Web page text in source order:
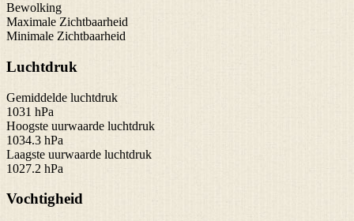
Bewolking
Maximale Zichtbaarheid
Minimale Zichtbaarheid
Luchtdruk
Gemiddelde luchtdruk
1031 hPa
Hoogste uurwaarde luchtdruk
1034.3 hPa
Laagste uurwaarde luchtdruk
1027.2 hPa
Vochtigheid